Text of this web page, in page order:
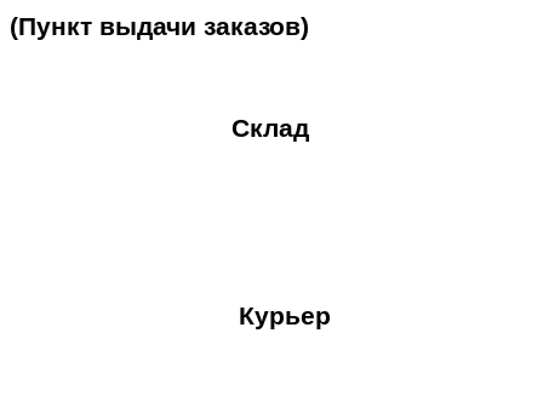
(Пункт выдачи заказов)
Склад
Курьер